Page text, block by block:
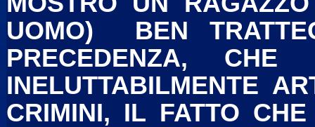
UOMO) BEN
PRECEDENZA,
INELUTTABILMENTE
CRIMINI, IL FATTO